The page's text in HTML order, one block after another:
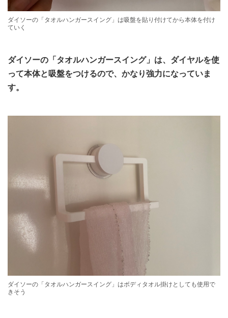
ダイソーの「タオルハンガースイング」は吸盤を貼り付けてから本体を付け
ていく
ダイソーの「タオルハンガースイング」は、ダイヤルを使
って本体と吸盤をつけるので、かなり強力になっていま
す。
ダイソーの「タオルハンガースイング」はボディタオル掛けとしても使用で
きそう